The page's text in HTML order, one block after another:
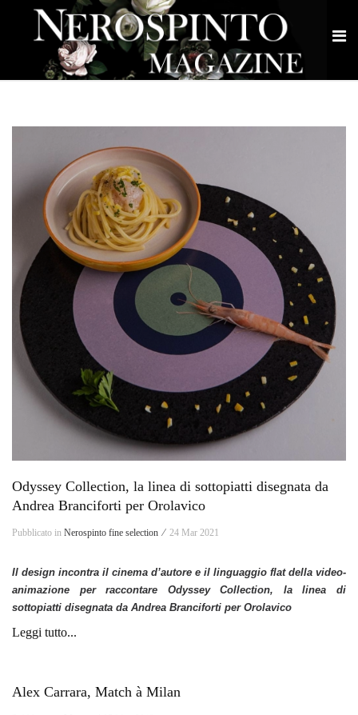
Odyssey Collection, la linea di sottopiatti disegnata da
Andrea Branciforti per Orolavico
Pubblicato in Nerospinto fine selection ⁄ 24 Mar 2021
Il design incontra il cinema d’autore e il linguaggio flat della video-
animazione per raccontare Odyssey Collection, la linea di
sottopiatti disegnata da Andrea Branciforti per Orolavico
Leggi tutto...
Alex Carrara, Match à Milan